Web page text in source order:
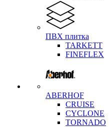
ПВХ плитка
TARKETT
FINEFLEX
ABERHOF
CRUISE
CYCLONE
TORNADO